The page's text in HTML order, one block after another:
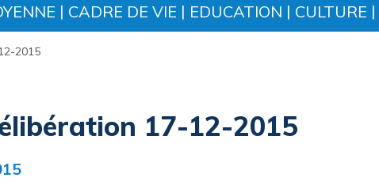
CADRE DE VIE EDUCATION CULTURE
2015
17-12-2015